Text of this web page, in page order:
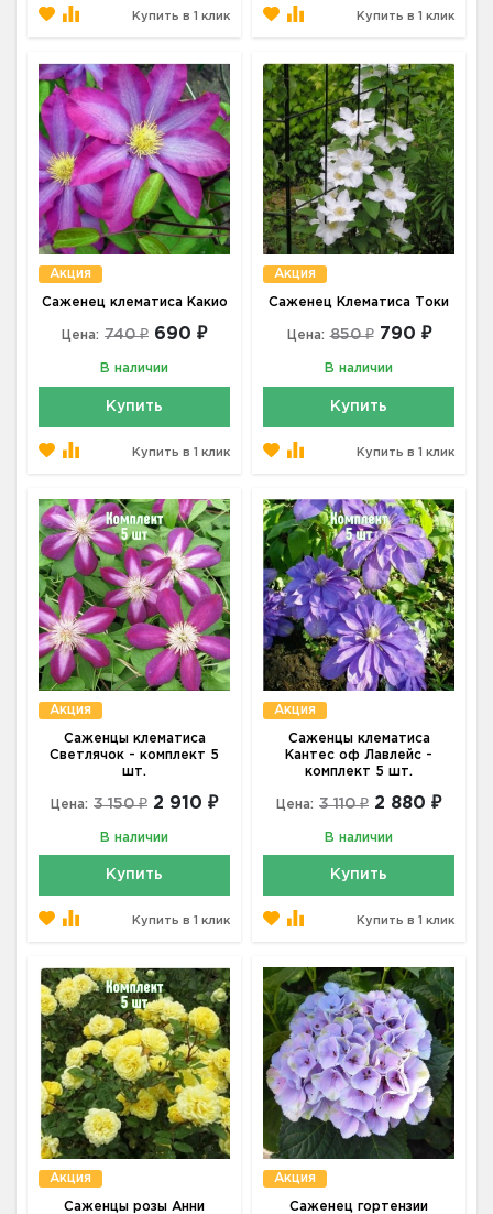
Купить в 1 клик Купить в 1 клик
Акция
Саженец клематиса Какио
Цена: 740 ₽ 690 ₽
В наличии
Купить
Купить в 1 клик
Акция
Саженец Клематиса Токи
Цена: 850 ₽ 790 ₽
В наличии
Купить
Купить в 1 клик
Акция
Саженцы клематиса
Светлячок - комплект 5
шт.
Цена: 3 150 ₽ 2 910 ₽
В наличии
Купить
Купить в 1 клик
Акция
Саженцы клематиса
Кантес оф Лавлейс -
комплект 5 шт.
Цена: 3 110 ₽ 2 880 ₽
В наличии
Купить
Купить в 1 клик
Акция
Саженцы розы Анни
Акция
Саженец гортензии